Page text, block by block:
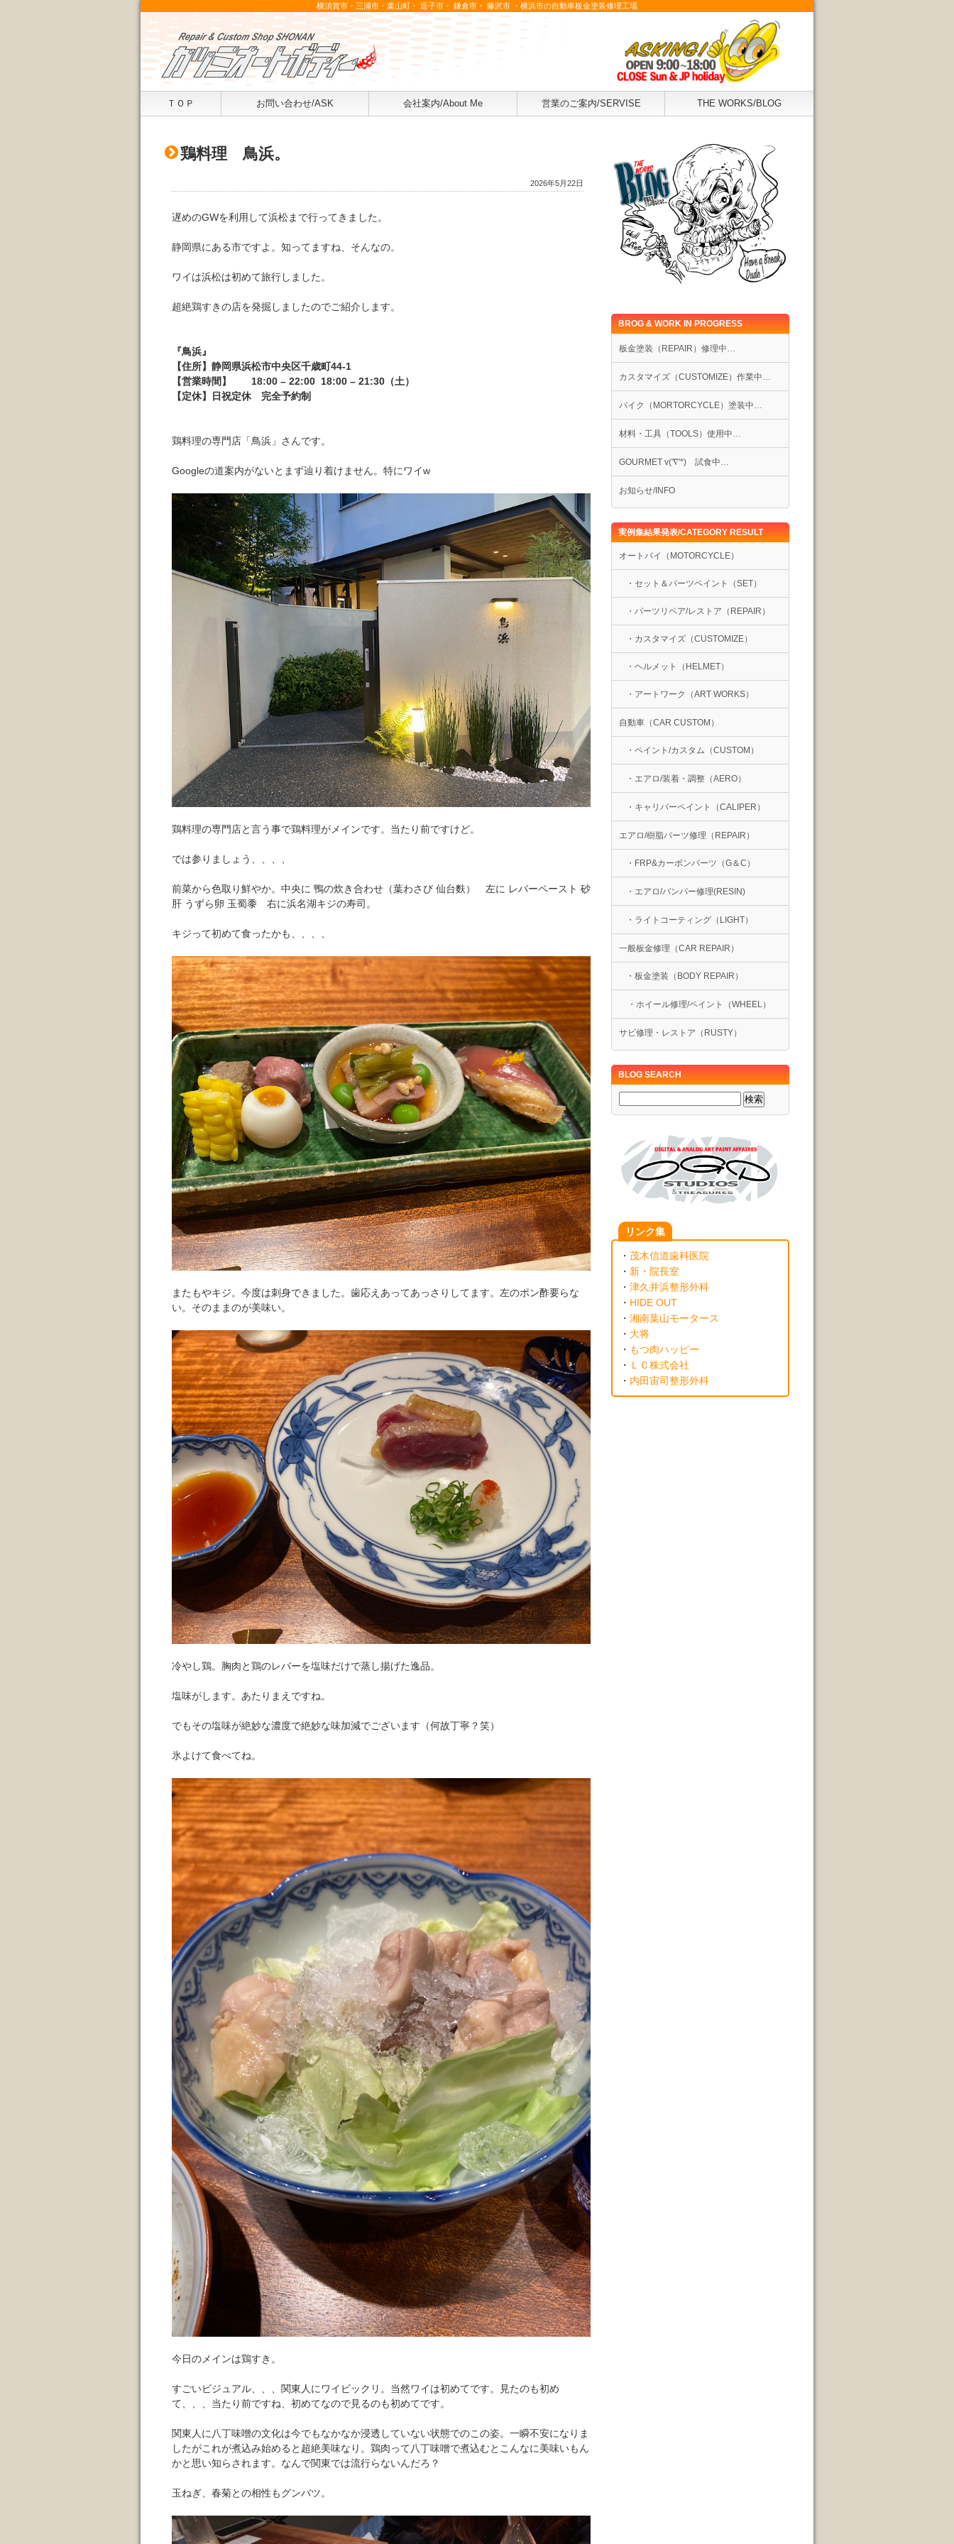
横須賀市・三浦市・葉山町・ 逗子市・ 鎌倉市・ 藤沢市 ・横浜市の自動車板金塗装修理工場
ＴＯＰ お問い合わせ/ASK 会社案内/About Me 営業のご案内/SERVISE THE WORKS/BLOG
鶏料理 鳥浜。
2026年5月22日
遅めのGWを利用して浜松まで行ってきました。
静岡県にある市ですよ。知ってますね、そんなの。
ワイは浜松は初めて旅行しました。
超絶鶏すきの店を発掘しましたのでご紹介します。
『鳥浜』
【住所】静岡県浜松市中央区千歳町44-1
【営業時間】 18:00 – 22:00 18:00 – 21:30（土）
【定休】日祝定休 完全予約制
鶏料理の専門店「鳥浜」さんです。
Googleの道案内がないとまず辿り着けません。特にワイw
鶏料理の専門店と言う事で鶏料理がメインです。当たり前ですけど。
では参りましょう、、、、
前菜から色取り鮮やか。中央に 鴨の炊き合わせ（葉わさび 仙台麩） 左に レバーペースト 砂
肝 うずら卵 玉蜀黍 右に浜名湖キジの寿司。
キジって初めて食ったかも、、、、
またもやキジ。今度は刺身できました。歯応えあってあっさりしてます。左のポン酢要らな
い。そのままのが美味い。
冷やし鶏。胸肉と鶏のレバーを塩味だけで蒸し揚げた逸品。
塩味がします。あたりまえですね。
でもその塩味が絶妙な濃度で絶妙な味加減でございます（何故丁寧？笑）
氷よけて食べてね。
今日のメインは鶏すき。
すごいビジュアル、、、関東人にワイビックリ。当然ワイは初めてです。見たのも初め
て、、、当たり前ですね、初めてなので見るのも初めてです。
関東人に八丁味噌の文化は今でもなかなか浸透していない状態でのこの姿。一瞬不安になりま
したがこれが煮込み始めると超絶美味なり。鶏肉って八丁味噌で煮込むとこんなに美味いもん
かと思い知らされます。なんで関東では流行らないんだろ？
玉ねぎ、春菊との相性もグンバツ。
BROG & WORK IN PROGRESS
板金塗装（REPAIR）修理中…
カスタマイズ（CUSTOMIZE）作業中…
バイク（MORTORCYCLE）塗装中…
材料・工具（TOOLS）使用中…
GOURMET v('∇'*) 試食中…
お知らせ/INFO
実例集結果発表/CATEGORY RESULT
オートバイ（MOTORCYCLE）
・セット＆パーツペイント（SET）
・パーツリペア/レストア（REPAIR）
・カスタマイズ（CUSTOMIZE）
・ヘルメット（HELMET）
・アートワーク（ART WORKS）
自動車（CAR CUSTOM）
・ペイント/カスタム（CUSTOM）
・エアロ/装着・調整（AERO）
・キャリパーペイント（CALIPER）
エアロ/樹脂パーツ修理（REPAIR）
・FRP&カーボンパーツ（G＆C）
・エアロ/バンパー修理(RESIN)
・ライトコーティング（LIGHT）
一般板金修理（CAR REPAIR）
・板金塗装（BODY REPAIR）
・ホイール修理/ペイント（WHEEL）
サビ修理・レストア（RUSTY）
BLOG SEARCH
リンク集
・ 茂木信道歯科医院
・ 新・院長室
・ 津久井浜整形外科
・ HIDE OUT
・ 湘南葉山モータース
・ 大将
・ もつ肉ハッピー
・ ＬＣ株式会社
・ 内田宙司整形外科